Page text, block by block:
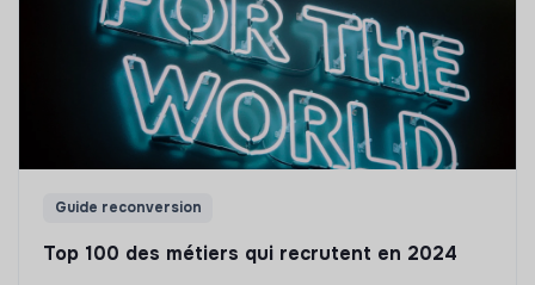
Guide reconversion
Top 100 des métiers qui recrutent en 2024